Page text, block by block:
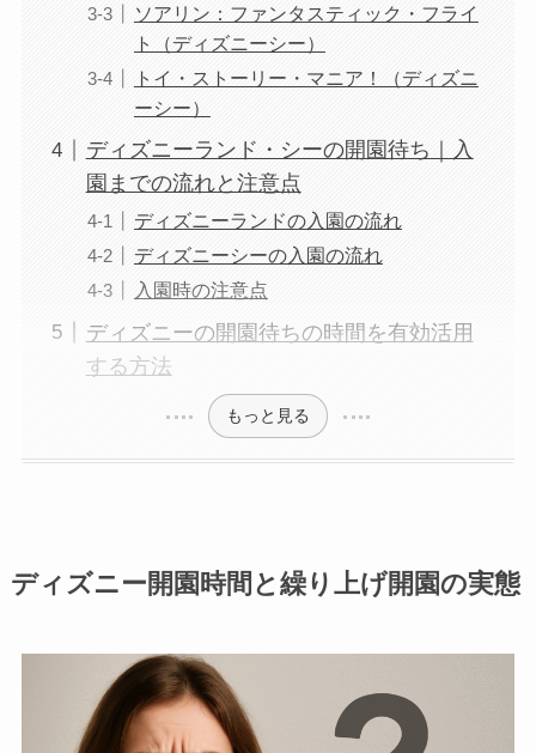
ソアリン：ファンタスティック・フライ
ト（ディズニーシー）
トイ・ストーリー・マニア！（ディズニ
ーシー）
ディズニーランド・シーの開園待ち｜入
園までの流れと注意点
ディズニーランドの入園の流れ
ディズニーシーの入園の流れ
入園時の注意点
ディズニーの開園待ちの時間を有効活用
する方法
もっと見る
ディズニー開園時間と繰り上げ開園の実態